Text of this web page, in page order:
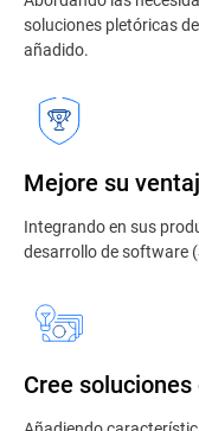
soluciones pletóricas
añadido.
Mejore su
Integrando en sus
desarrollo de software
Cree